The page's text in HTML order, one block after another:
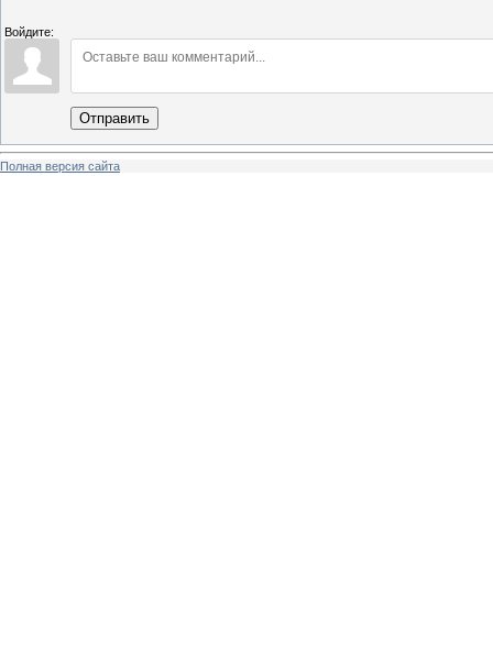
Войдите:
Отправить
Полная версия сайта